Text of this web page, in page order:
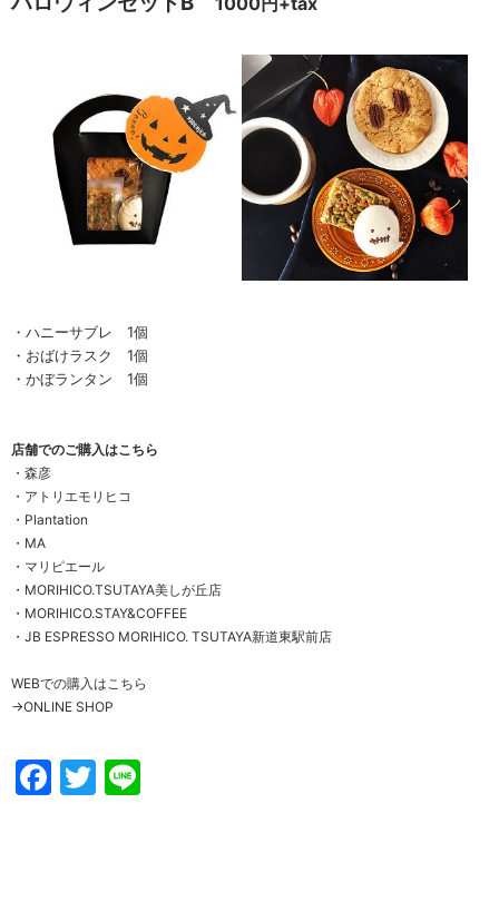
・ハニーサブレ 1個
・おばけラスク 1個
・かぼランタン 1個
店舗でのご購入はこちら
・ 森彦
・ アトリエモリヒコ
・ Plantation
・ MA
・ マリピエール
・ MORIHICO.TSUTAYA美しが丘店
・ MORIHICO.STAY&COFFEE
・ JB ESPRESSO MORIHICO. TSUTAYA新道東駅前店
WEBでの購入はこちら
→ONLINE SHOP
Facebook
Twitter